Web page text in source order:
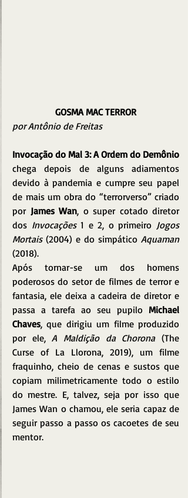
GOSMA MAC TERROR
por Antônio de Freitas
Invocação do Mal 3: A Ordem do Demônio
chega depois de alguns adiamentos
devido à pandemia e cumpre seu papel
de mais um obra do “terrorverso” criado
por James Wan, o super cotado diretor
dos Invocações 1 e 2, o primeiro Jogos
Mortais (2004) e do simpático
Aquaman
(2018).
Após tornar-se um dos homens
poderosos do setor de filmes de terror e
fantasia, ele deixa a cadeira de diretor e
passa a tarefa ao seu pupilo Michael
Chaves, que dirigiu um filme produzido
por ele, A Maldição da Chorona (The
Curse of La Llorona, 2019), um filme
fraquinho, cheio de cenas e sustos que
copiam milimetricamente todo o estilo
do mestre. E, talvez, seja por isso que
James Wan o chamou, ele seria capaz de
seguir passo a passo os cacoetes de seu
mentor.